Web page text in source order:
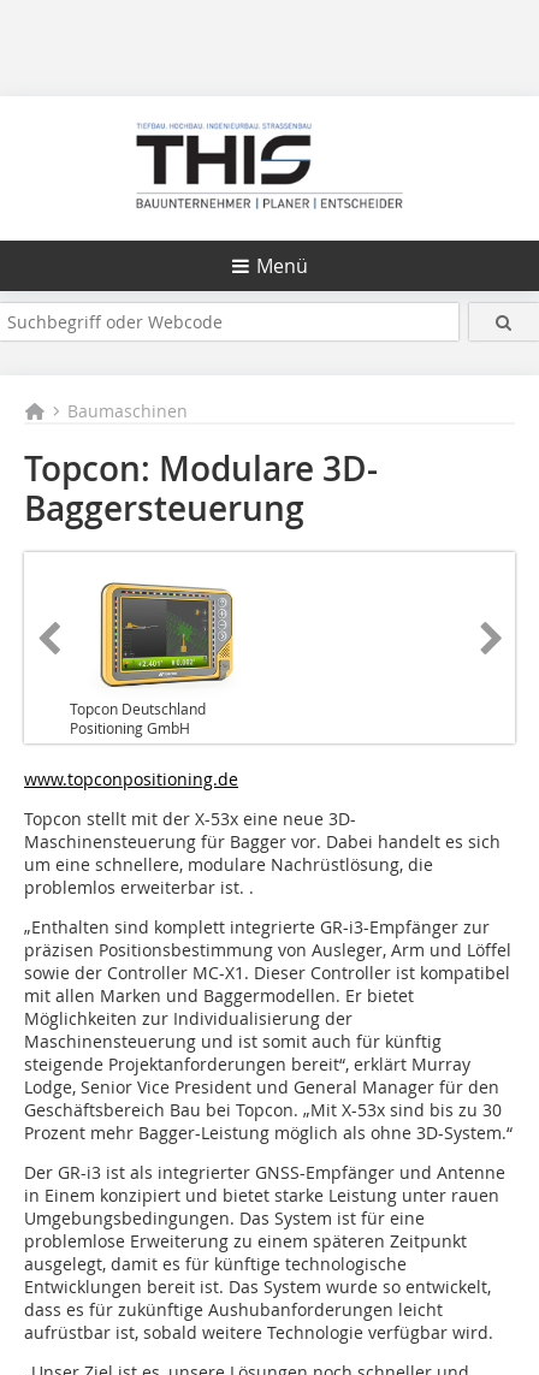
Menü
Baumaschinen
Topcon: Modulare 3D-
Baggersteuerung
Topcon Deutschland
Positioning GmbH
www.topconpositioning.de
Topcon stellt mit der X-53x eine neue 3D-
Maschinensteuerung für Bagger vor. Dabei handelt es sich
um eine schnellere, modulare Nachrüstlösung, die
problemlos erweiterbar ist. .
„Enthalten sind komplett integrierte GR-i3-Empfänger zur
präzisen Positionsbestimmung von Ausleger, Arm und Löffel
sowie der Controller MC-X1. Dieser Controller ist kompatibel
mit allen Marken und Baggermodellen. Er bietet
Möglichkeiten zur Individualisierung der
Maschinensteuerung und ist somit auch für künftig
steigende Projektanforderungen bereit“, erklärt Murray
Lodge, Senior Vice President und General Manager für den
Geschäftsbereich Bau bei Topcon. „Mit X-53x sind bis zu 30
Prozent mehr Bagger-Leistung möglich als ohne 3D-System.“
Der GR-i3 ist als integrierter GNSS-Empfänger und Antenne
in Einem konzipiert und bietet starke Leistung unter rauen
Umgebungsbedingungen. Das System ist für eine
problemlose Erweiterung zu einem späteren Zeitpunkt
ausgelegt, damit es für künftige technologische
Entwicklungen bereit ist. Das System wurde so entwickelt,
dass es für zukünftige Aushubanforderungen leicht
aufrüstbar ist, sobald weitere Technologie verfügbar wird.